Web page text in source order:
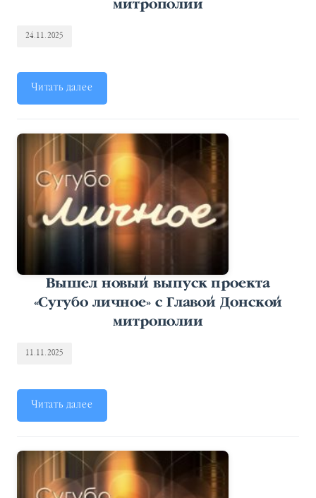
митрополии
24.11.2025
Читать далее
Вышел новый выпуск проекта
«Сугубо личное» с Главой Донской
митрополии
11.11.2025
Читать далее